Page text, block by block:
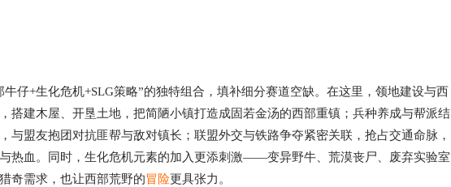
牛仔+生化危机+SLG策略”的独特组合，填补细分赛道空缺。在这里，领地建设与西
搭建木屋、开垦土地，把简陋小镇打造成固若金汤的西部重镇；兵种养成与帮派结
与盟友抱团对抗匪帮与敌对镇长；联盟外交与铁路争夺紧密关联，抢占交通命脉，
热血。同时，生化危机元素的加入更添刺激——变异野牛、荒漠丧尸、废弃实验室
奇需求，也让西部荒野的冒险更具张力。